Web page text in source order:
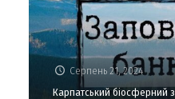
Серпень 21, 2024
Карпатський біосферний